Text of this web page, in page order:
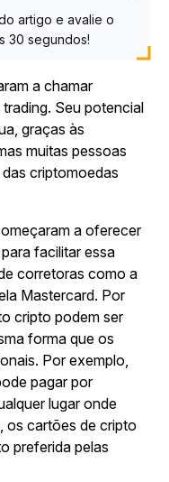
artigo e avalie o
30 segundos!
a chamar
Seu potencial
graças às
muitas pessoas
criptomoedas
a oferecer
facilitar essa
corretoras como a
Mastercard. Por
cripto podem ser
forma que os
Por exemplo,
pagar por
lugar onde
os cartões de cripto
preferida pelas